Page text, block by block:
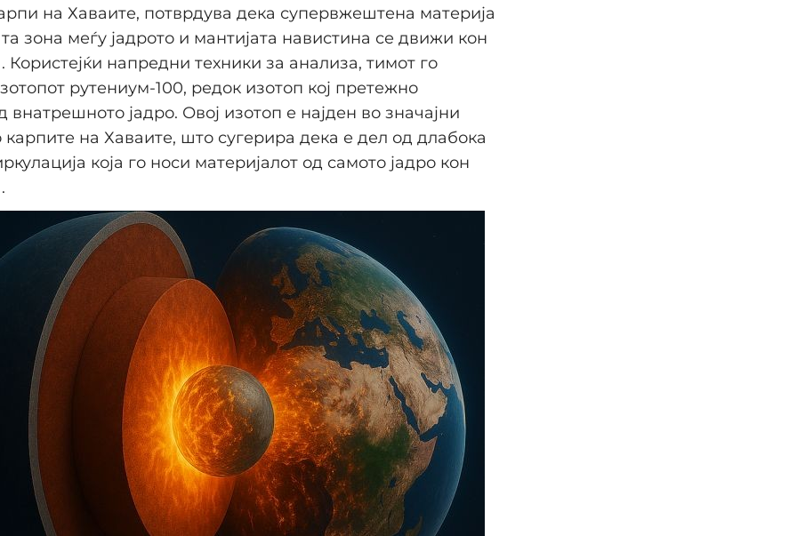
на Хаваите, потврдува дека супервжештена материја
зона меѓу јадрото и мантијата навистина се движи кон
напредни техники за анализа, тимот го
рутениум-100, редок изотоп кој претежно
внатрешното јадро. Овој изотоп е најден во значајни
на Хаваите, што сугерира дека е дел од длабока
која го носи материјалот од самото јадро кон